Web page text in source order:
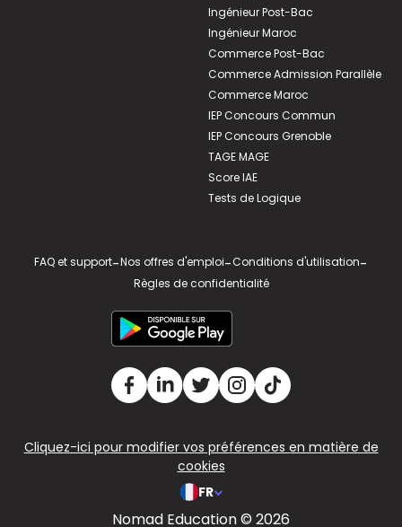
Ingénieur Post-Bac
Ingénieur Maroc
Commerce Post-Bac
Commerce Admission Parallèle
Commerce Maroc
IEP Concours Commun
IEP Concours Grenoble
TAGE MAGE
Score IAE
Tests de Logique
FAQ et support-Nos offres d'emploi-Conditions d'utilisation-
Règles de confidentialité
Cliquez-ici pour modifier vos préférences en matière de
cookies
FR
Nomad Education © 2026